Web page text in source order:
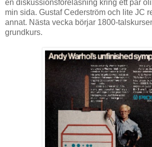
en diskussionsföreläsning kring ett par
min sida. Gustaf Cederström och lite JC
annat. Nästa vecka börjar 1800-
grundkurs.